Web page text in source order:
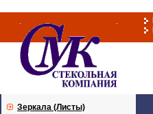
Зеркала (Листы)